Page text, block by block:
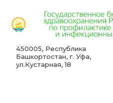
450005, Республика
Башкортостан, г. Уфа,
ул.Кустарная, 18